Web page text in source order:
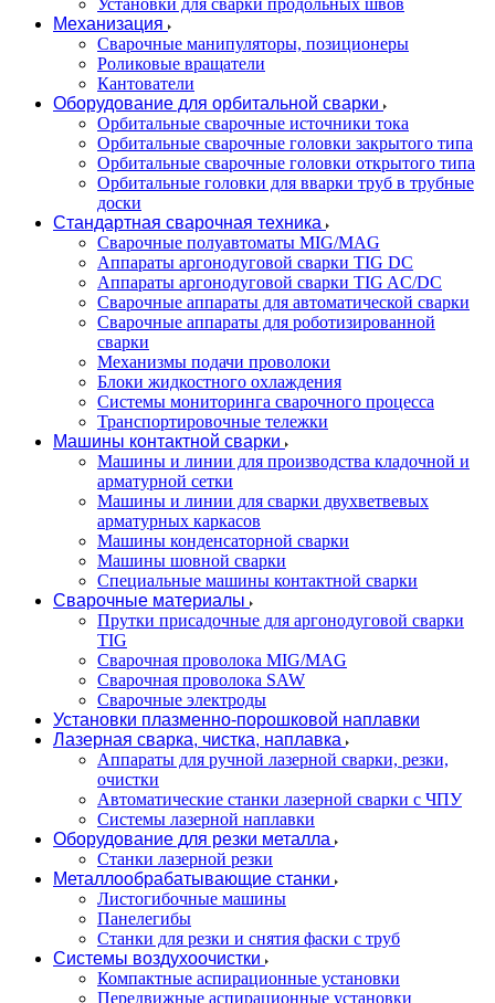
Установки для сварки продольных швов
Механизация
Сварочные манипуляторы, позиционеры
Роликовые вращатели
Кантователи
Оборудование для орбитальной сварки
Орбитальные сварочные источники тока
Орбитальные сварочные головки закрытого типа
Орбитальные сварочные головки открытого типа
Орбитальные головки для вварки труб в трубные
доски
Стандартная сварочная техника
Сварочные полуавтоматы MIG/MAG
Аппараты аргонодуговой сварки TIG DC
Аппараты аргонодуговой сварки TIG AC/DC
Сварочные аппараты для автоматической сварки
Сварочные аппараты для роботизированной
сварки
Механизмы подачи проволоки
Блоки жидкостного охлаждения
Системы мониторинга сварочного процесса
Транспортировочные тележки
Машины контактной сварки
Машины и линии для производства кладочной и
арматурной сетки
Машины и линии для сварки двухветвевых
арматурных каркасов
Машины конденсаторной сварки
Машины шовной сварки
Специальные машины контактной сварки
Сварочные материалы
Прутки присадочные для аргонодуговой сварки
TIG
Сварочная проволока MIG/MAG
Сварочная проволока SAW
Сварочные электроды
Установки плазменно-порошковой наплавки
Лазерная сварка, чистка, наплавка
Аппараты для ручной лазерной сварки, резки,
очистки
Автоматические станки лазерной сварки с ЧПУ
Системы лазерной наплавки
Оборудование для резки металла
Станки лазерной резки
Металлообрабатывающие станки
Листогибочные машины
Панелегибы
Станки для резки и снятия фаски с труб
Системы воздухоочистки
Компактные аспирационные установки
Передвижные аспирационные установки